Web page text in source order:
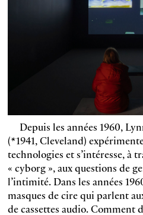
Depuis les années 1960,
(*1941, Cleveland)
technologies et s’intéresse, à
« cyborg », aux questions de
l’intimité. Dans les années
masques de cire qui parlent
de cassettes audio. Comment